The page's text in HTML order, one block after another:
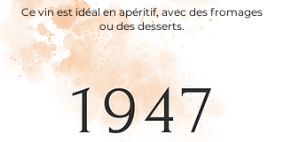
Ce vin est idéal en apéritif, avec des fromages
ou des desserts.